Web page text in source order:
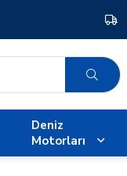
Deniz
Motorları